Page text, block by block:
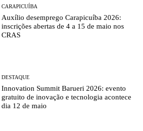
CARAPICUÍBA
Auxílio desemprego Carapicuíba 2026:
inscrições abertas de 4 a 15 de maio nos
CRAS
DESTAQUE
Innovation Summit Barueri 2026: evento
gratuito de inovação e tecnologia acontece
dia 12 de maio